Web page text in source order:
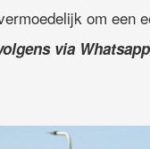
om een
via